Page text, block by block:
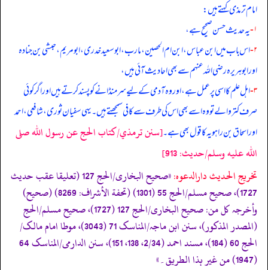
امام ترمذی کہتے ہیں:
۱- یہ حدیث حسن صحیح ہے،
۲- اس باب میں ابن عباس، ابن ام الحصین، مارب، ابو سعید خدری، ابومریم، حبشی بن جنادہ
اور ابوہریرہ رضی الله عنہم سے بھی احادیث آئی ہیں،
۳- اہل علم کا اسی پر عمل ہے، اور وہ آدمی کے لیے سر منڈانے کو پسند کرتے ہیں اور اگر کوئی
صرف کتروا لے تو وہ اسے بھی اس کی طرف سے کافی سمجھتے ہیں۔ یہی سفیان ثوری، شافعی، احمد
اور اسحاق بن راہویہ کا قول بھی ہے۔[سنن ترمذي/كتاب الحج عن رسول الله صلى
الله عليه وسلم/حدیث: 913]
تخریج الحدیث دارالدعوہ:
«صحیح البخاری/الحج 127 (تعلیقا عقب حدیث
1727)، صحیح مسلم/الحج 55 (1301) (تحفة الأشراف: 8269) (صحیح)
وأخرجہ کل من: صحیح البخاری/الحج 127 (1727)، صحیح مسلم/الحج
(المصدر المذکور)، سنن ابن ماجہ/المناسک 71 (3043)، موطا امام مالک/
الحج 60 (184)، مسند احمد (2/34، 138، 151)، سنن الدارمی/المناسک 64
(1947) من غیر ہذا الطریق۔»